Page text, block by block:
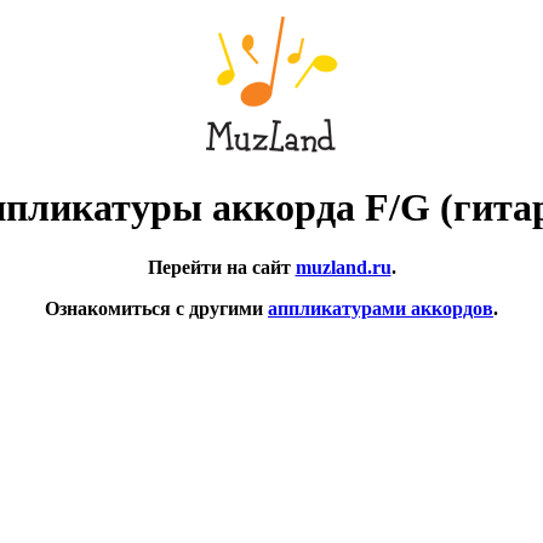
аккорда F/G
Перейти на сайт muzland.ru.
Ознакомиться с другими аппликатурами аккордов.